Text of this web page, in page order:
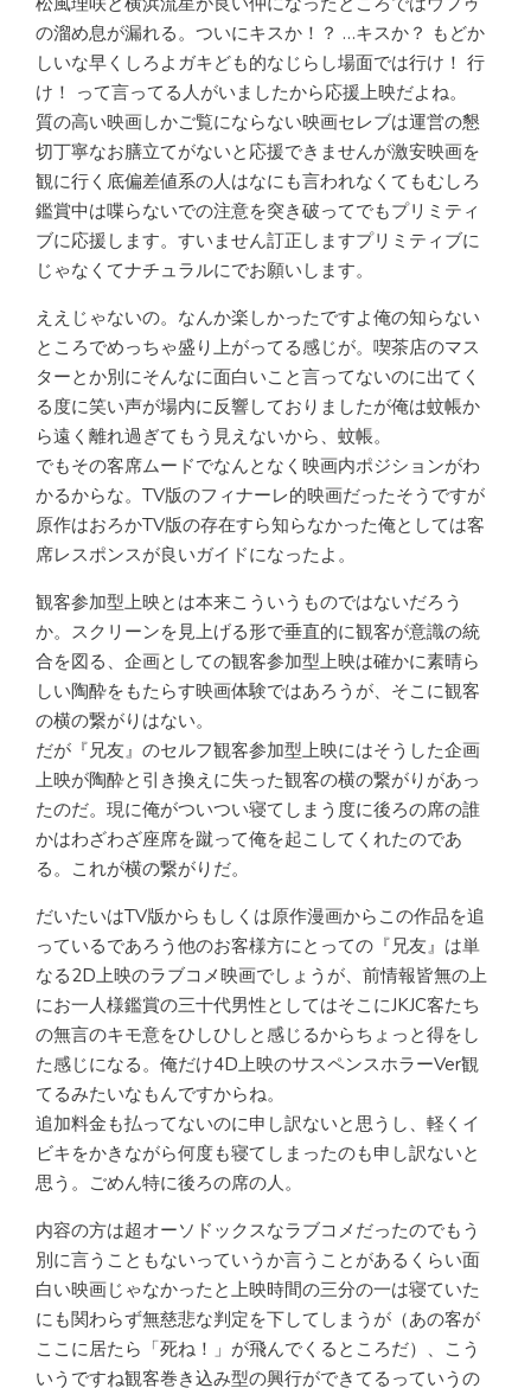
の溜め息が漏れる。ついにキスか！？ …キスか？ もどか
しいな早くしろよガキども的なじらし場面では行け！ 行
け！ って言ってる人がいましたから応援上映だよね。
質の高い映画しかご覧にならない映画セレブは運営の懇
切丁寧なお膳立てがないと応援できませんが激安映画を
観に行く底偏差値系の人はなにも言われなくてもむしろ
鑑賞中は喋らないでの注意を突き破ってでもプリミティ
ブに応援します。すいません訂正しますプリミティブに
じゃなくてナチュラルにでお願いします。
ええじゃないの。なんか楽しかったですよ俺の知らない
ところでめっちゃ盛り上がってる感じが。喫茶店のマス
ターとか別にそんなに面白いこと言ってないのに出てく
る度に笑い声が場内に反響しておりましたが俺は蚊帳か
ら遠く離れ過ぎてもう見えないから、蚊帳。
でもその客席ムードでなんとなく映画内ポジションがわ
かるからな。TV版のフィナーレ的映画だったそうですが
原作はおろかTV版の存在すら知らなかった俺としては客
席レスポンスが良いガイドになったよ。
観客参加型上映とは本来こういうものではないだろう
か。スクリーンを見上げる形で垂直的に観客が意識の統
合を図る、企画としての観客参加型上映は確かに素晴ら
しい陶酔をもたらす映画体験ではあろうが、そこに観客
の横の繋がりはない。
だが『兄友』のセルフ観客参加型上映にはそうした企画
上映が陶酔と引き換えに失った観客の横の繋がりがあっ
たのだ。現に俺がついつい寝てしまう度に後ろの席の誰
かはわざわざ座席を蹴って俺を起こしてくれたのであ
る。これが横の繋がりだ。
だいたいはTV版からもしくは原作漫画からこの作品を追
っているであろう他のお客様方にとっての『兄友』は単
なる2D上映のラブコメ映画でしょうが、前情報皆無の上
にお一人様鑑賞の三十代男性としてはそこにJKJC客たち
の無言のキモ意をひしひしと感じるからちょっと得をし
た感じになる。俺だけ4D上映のサスペンスホラーVer観
てるみたいなもんですからね。
追加料金も払ってないのに申し訳ないと思うし、軽くイ
ビキをかきながら何度も寝てしまったのも申し訳ないと
思う。ごめん特に後ろの席の人。
内容の方は超オーソドックスなラブコメだったのでもう
別に言うこともないっていうか言うことがあるくらい面
白い映画じゃなかったと上映時間の三分の一は寝ていた
にも関わらず無慈悲な判定を下してしまうが（あの客が
ここに居たら「死ね！」が飛んでくるところだ）、こう
いうですね観客巻き込み型の興行ができてるっていうの